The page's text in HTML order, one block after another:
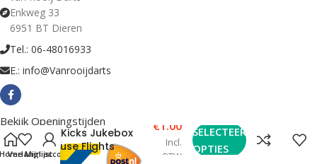
Enkweg 33
6951 BT Dieren
Tel.: 06-48016933
E.: info@Vanrooijdarts
Bekijk Openingstijden
McKicks Jukebox
House Flights
€ 1.00
Incl.
BTW
SELECTEER
OPTIES
Verlanglijst
Mijn account